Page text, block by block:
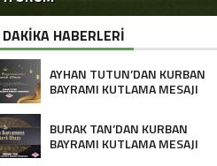
HABERLERİ
AYHAN TUTUN’DAN KURBAN
BAYRAMI KUTLAMA MESAJI
BURAK TAN’DAN KURBAN
BAYRAMI KUTLAMA MESAJI